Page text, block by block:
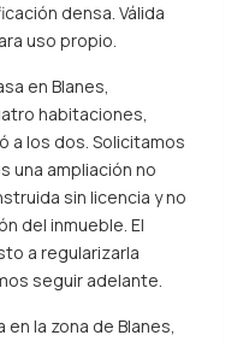
densa. Válida
uso propio.
en Blanes,
habitaciones,
a los dos. Solicitamos
una ampliación no
sin licencia y no
del inmueble. El
a regularizarla
seguir adelante.
la zona de Blanes,